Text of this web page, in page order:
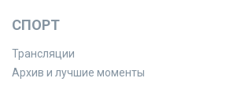
СПОРТ
Трансляции
Архив и лучшие моменты